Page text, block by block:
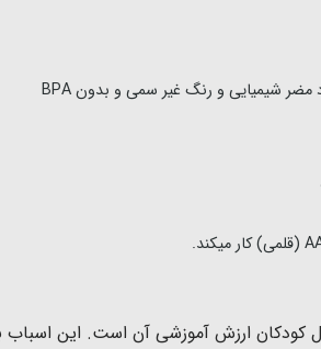
مضر شیمیایی و رنگ غیر سمی و بدون BPA
کودکان ارزش آموزشی آن است. این